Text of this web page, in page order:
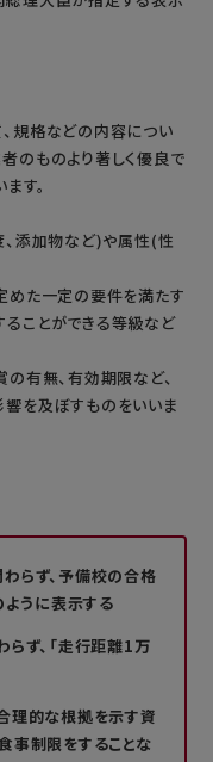
規格などの内容につい
のものより著しく優良で
す。
添加物など)や属性(性
めた一定の要件を満たす
ことができる等級など
有無、有効期限など、
を及ぼすものをいいま
らず、予備校の合格
うに表示する
ず、「走行距離1万
理的な根拠を示す資
事制限をすることな